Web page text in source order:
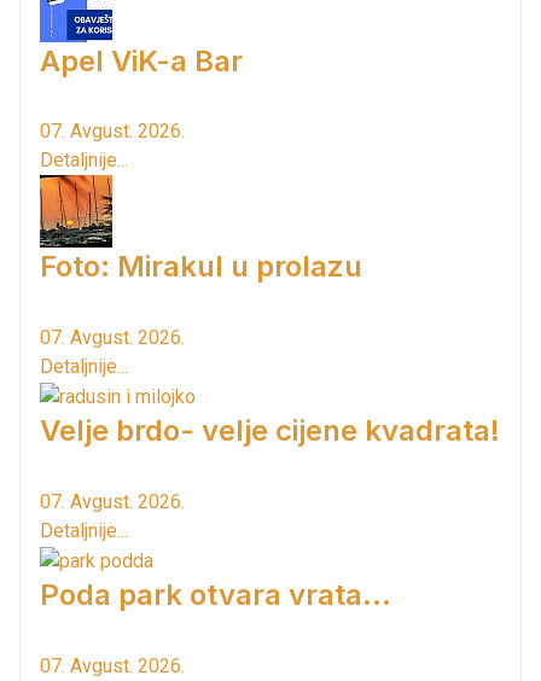
Apel ViK-a Bar
07. Avgust. 2026.
Detaljnije...
Foto: Mirakul u prolazu
07. Avgust. 2026.
Detaljnije...
Velje brdo- velje cijene kvadrata!
07. Avgust. 2026.
Detaljnije...
Poda park otvara vrata...
07. Avgust. 2026.